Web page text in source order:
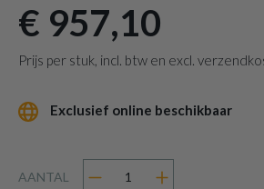
€ 957,10
Prijs per stuk, incl. btw en excl.
Exclusief online beschikbaar
AANTAL